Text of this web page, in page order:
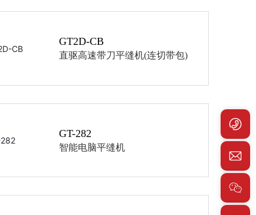
GT2D-CB
直驱高速带刀平缝机(连切带包)
GT-282
智能电脑平缝机